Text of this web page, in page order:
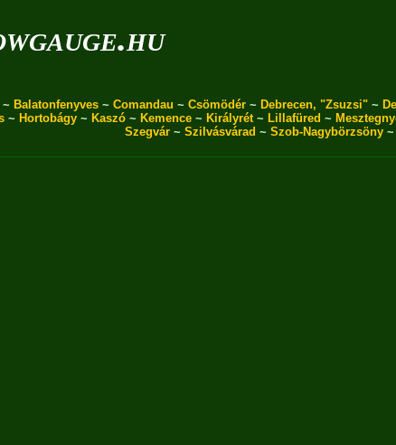
Balatonfenyves~ Comandau ~ Csömödér~ Debrecen, "Zsuzsi"~
~ Hortobágy~ Kaszó~ Kemence~ Királyrét~ Lillafüred ~
Szegvár ~ Szilvásvárad ~ Szob-Nagybörzsöny ~